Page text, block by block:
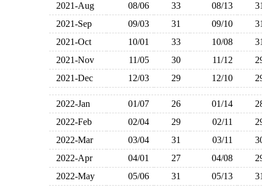
2021-Aug
08/06 33 08/13
2021-Sep
09/03 31 09/10
2021-Oct
10/01 33 10/08
2021-Nov
11/05 30 11/12
2021-Dec
12/03 29 12/10
2022-Jan 01/07 26 01/14
2022-Feb
02/04 29 02/11
2022-Mar
03/04 31 03/11
2022-Apr
04/01 27 04/08
2022-May
05/06 31 05/13